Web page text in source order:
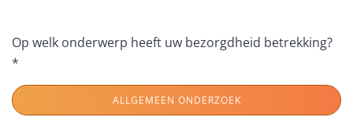
Op welk onderwerp heeft uw bezorgdheid betrekking?
*
ALLGEMEEN ONDERZOEK